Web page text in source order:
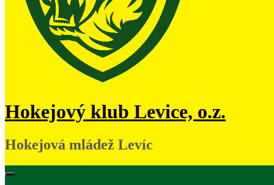
Hokejový klub Levice, o.z.
Hokejová mládež Levíc